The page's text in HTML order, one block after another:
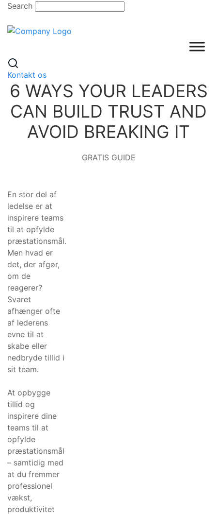
Skip
content
Search
Kontakt os
6 WAYS YOUR LEADERS
CAN BUILD TRUST AND
AVOID BREAKING IT
GRATIS GUIDE
En stor del af
ledelse er at
inspirere teams
til at opfylde
præstationsmål.
Men hvad er
det, der afgør,
om de
reagerer?
Svaret
afhænger ofte
af lederens
evne til at
skabe eller
nedbryde tillid i
sit team.
At opbygge
tillid og
inspirere dine
teams til at
opfylde
præstationsmål
– samtidig med
at du fremmer
professionel
vækst,
produktivitet